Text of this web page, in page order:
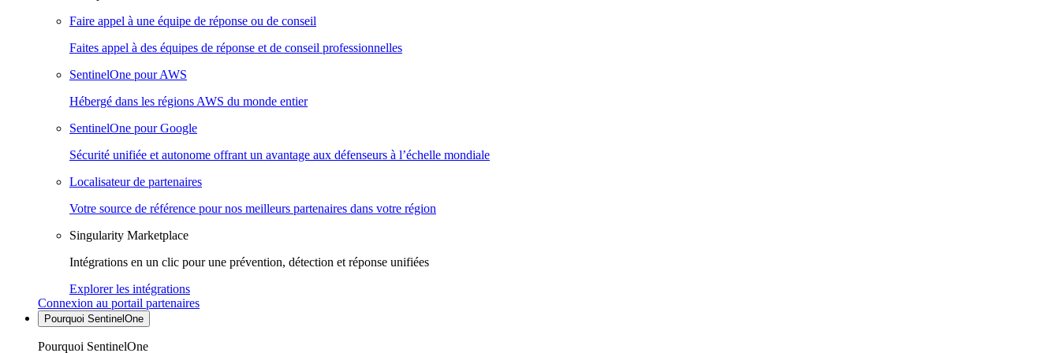
Faire appel à une équipe de réponse ou de conseil
Faites appel à des équipes de réponse et de conseil professionnelles
SentinelOne pour AWS
Hébergé dans les régions AWS du monde entier
SentinelOne pour Google
Sécurité unifiée et autonome offrant un avantage aux défenseurs à l’échelle mondiale
Localisateur de partenaires
Votre source de référence pour nos meilleurs partenaires dans votre région
Singularity Marketplace
Intégrations en un clic pour une prévention, détection et réponse unifiées
Explorer les intégrations
Connexion au portail partenaires
Pourquoi SentinelOne
Pourquoi SentinelOne